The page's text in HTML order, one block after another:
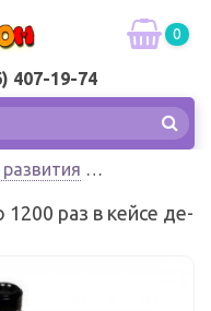
407-19-74
0
раз в кейсе де-
раз в кейсе де-